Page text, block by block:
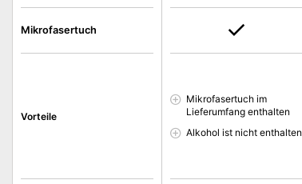
Mikrofasertuch
Vorteile
Mikrofasertuch im
Lieferumfang enthalten
Alkohol ist nicht enthalten